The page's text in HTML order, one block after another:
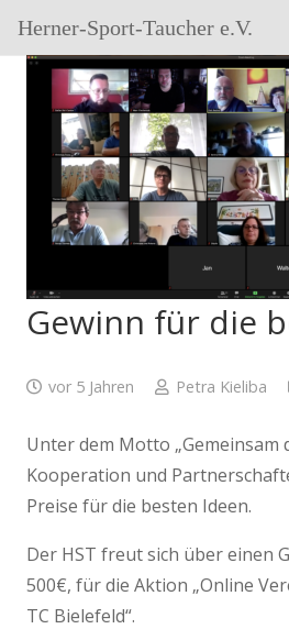
Herner-Sport-Taucher e.V.
Gewinn für die
vor 5 Jahren Petra Kieliba
Unter dem Motto „Gemeinsam
Kooperation und
Preise für die besten Ideen.
Der HST freut sich über einen
500€, für die Aktion „Online
TC Bielefeld“.